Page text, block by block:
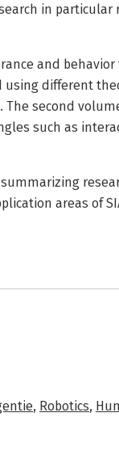
in
and
using different
second
such as
areas of
, Robotics,